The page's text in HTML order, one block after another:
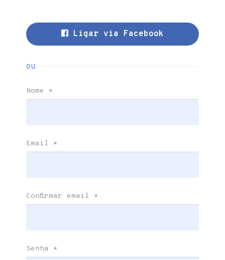
Ligar via Facebook
ou
Nome *
Email *
Confirmar email *
Senha *